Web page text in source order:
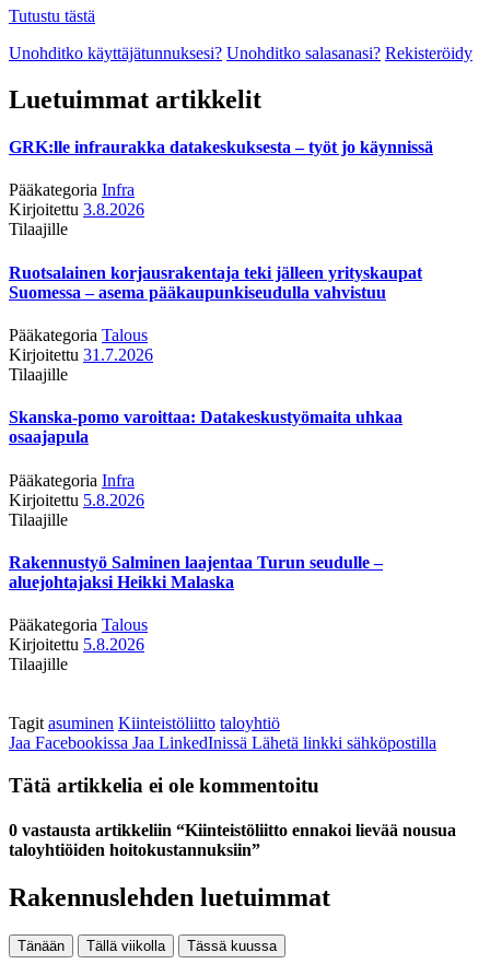
Tutustu tästä
Unohditko käyttäjätunnuksesi? Unohditko salasanasi? Rekisteröidy
Luetuimmat artikkelit
GRK:lle infraurakka datakeskuksesta – työt jo käynnissä
Pääkategoria Infra
Kirjoitettu 3.8.2026
Tilaajille
Ruotsalainen korjausrakentaja teki jälleen yrityskaupat
Suomessa – asema pääkaupunkiseudulla vahvistuu
Pääkategoria Talous
Kirjoitettu 31.7.2026
Tilaajille
Skanska-pomo varoittaa: Datakeskustyömaita uhkaa
osaajapula
Pääkategoria Infra
Kirjoitettu 5.8.2026
Tilaajille
Rakennustyö Salminen laajentaa Turun seudulle –
aluejohtajaksi Heikki Malaska
Pääkategoria Talous
Kirjoitettu 5.8.2026
Tilaajille
Tagit asuminen Kiinteistöliitto taloyhtiö
Jaa Facebookissa Jaa LinkedInissä Lähetä linkki sähköpostilla
Tätä artikkelia ei ole kommentoitu
0 vastausta artikkeliin “Kiinteistöliitto ennakoi lievää nousua
taloyhtiöiden hoitokustannuksiin”
Rakennuslehden luetuimmat
Tänään Tällä viikolla Tässä kuussa